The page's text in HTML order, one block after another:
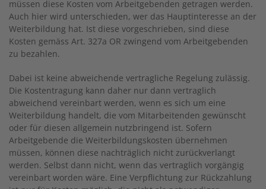
müssen diese Kosten vom Arbeitgebenden getragen werden.
Auch hier wird unterschieden, wer das Hauptinteresse an der
Weiterbildung hat. Ist diese vorgeschrieben, sind diese
Kosten gemäss Art. 327a OR zwingend vom Arbeitgebenden
zu bezahlen.
Dabei ist keine abweichende vertragliche Regelung zulässig.
Die Kostentragung kann daher nur dann vertraglich
abweichend vereinbart werden, wenn es sich um eine
Weiterbildung handelt, die vom Mitarbeitenden gewünscht
oder für diesen allgemein nutzbringend ist. Sofern
Arbeitgebende die Weiterbildungskosten übernehmen
müssen, können diese nachträglich nicht zurückverlangt
werden. Selbst dann nicht, wenn das vertraglich vorgängig
vereinbart worden wäre. Eine Verpflichtung zur Rückzahlung